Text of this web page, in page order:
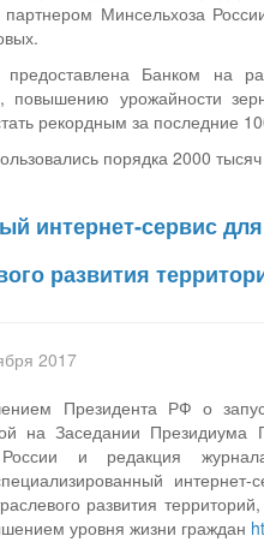
Минсельхоза
Банком на
урожайности
рекордным за последние
порядка 2000
интернет-сервис
развития
2017
Президента РФ о
на Заседании Президиума
и редакция
интернет-
развития
уровня жизни граждан